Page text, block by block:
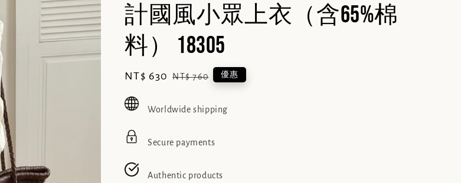
計國風小眾上衣（含65%棉
料） 18305
Sale
NT$ 630 Regular
NT$ 760 優惠
Worldwide shipping
Secure payments
Authentic products